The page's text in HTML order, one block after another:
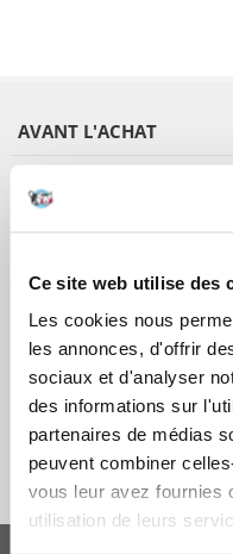
Ce site web utilise des
Les cookies nous
les annonces, d'offrir
sociaux et d'analyser
des informations sur
partenaires de médias
peuvent combiner
vous leur avez fournies
utilisation de leurs
AVANT L'ACHAT
COMMANDES
APPRENEZ À NOUS